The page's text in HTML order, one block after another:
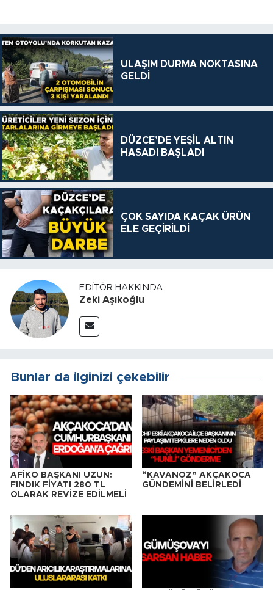
ULAŞIM DURMA NOKTASINA
GELDİ
DÜZCE’DE YEŞİL ALTIN
HASADI BAŞLADI
ÇOK SAYIDA KAÇAK ÜRÜN
ELE GEÇİRİLDİ
EDITÖR HAKKINDA
Zeki Aşıkoğlu
Bunlar da ilginizi çekebilir
AFİKO BAŞKANI UZUN:
FINDIK FİYATI 280 TL
OLARAK REVİZE EDİLMELİ
“KAVANOZ” AKÇAKOCA
GÜNDEMİNİ BELİRLEDİ